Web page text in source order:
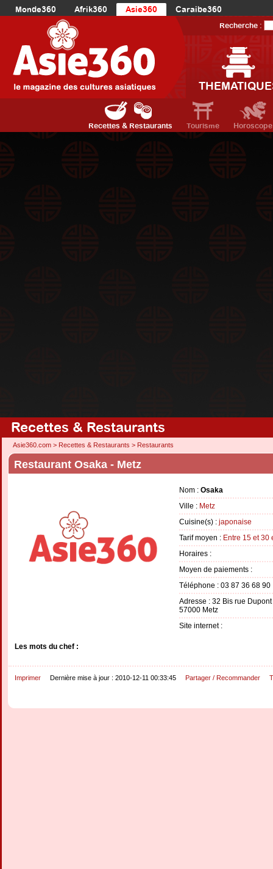
Monde360 Afrik360 Asie360
Caraibe360
Europe360
AmériqueDuNord360
Océanie360
Recherche :
Recettes & Restaurants Tourisme Horoscope
Recettes & Restaurants
Asie360.com > Recettes & Restaurants > Restaurants
Restaurant Osaka - Metz
Nom : Osaka
Ville : Metz
Cuisine(s) : japonaise
Tarif moyen : Entre 15 et 30
Horaires :
Moyen de paiements :
Téléphone : 03 87 36 68 90
Adresse : 32 Bis rue
57000 Metz
Site internet :
Les mots du chef :
Imprimer Dernière mise à jour : 2010-12-11 00:33:45 Partager / Recommander